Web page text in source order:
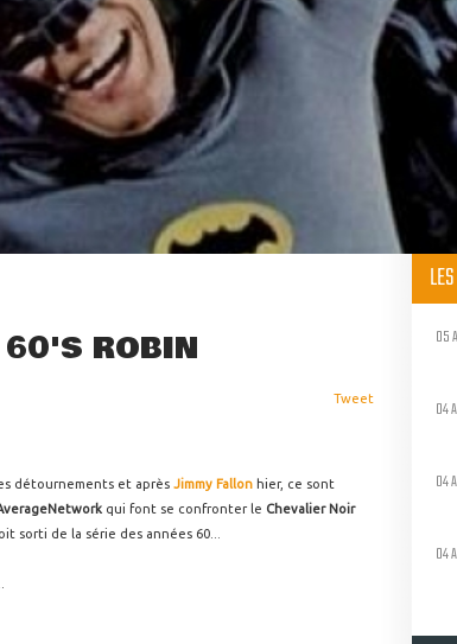
60'S ROBIN
Tweet
détournements et après Jimmy Fallon hier, ce sont
qui font se confronter le Chevalier Noir
sorti de la série des années 60...
05
04
04
04